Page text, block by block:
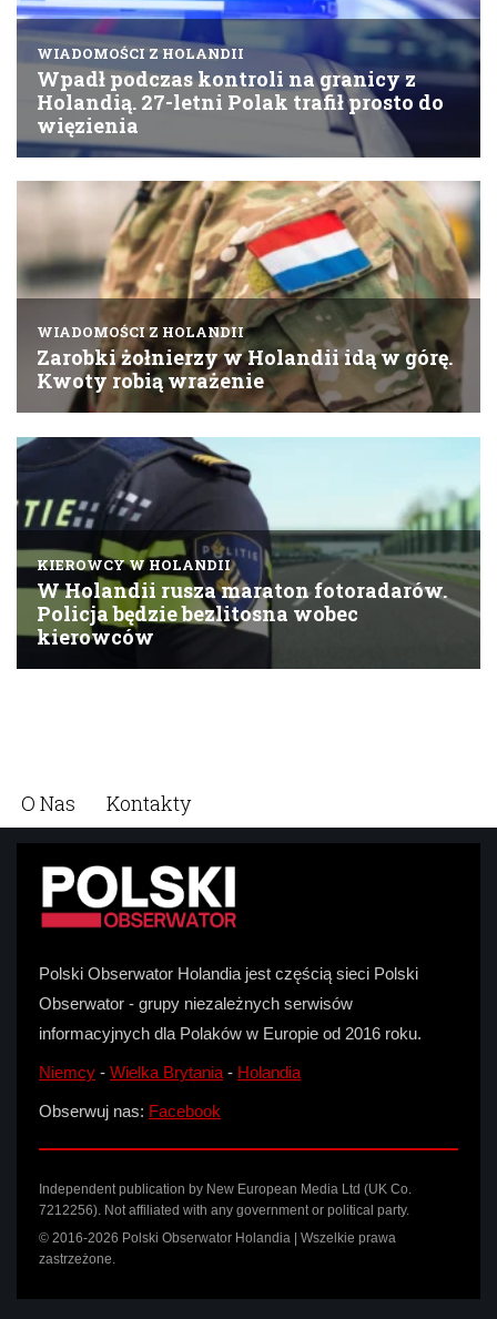
O Nas Kontakty
Polski Obserwator Holandia jest częścią sieci Polski
Obserwator - grupy niezależnych serwisów
informacyjnych dla Polaków w Europie od 2016 roku.
Niemcy - Wielka Brytania - Holandia
Obserwuj nas: Facebook
Independent publication by New European Media Ltd (UK Co.
7212256). Not affiliated with any government or political party.
© 2016-2026 Polski Obserwator Holandia | Wszelkie prawa
zastrzeżone.